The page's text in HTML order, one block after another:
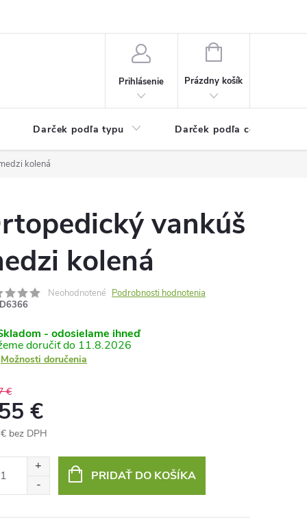
Prihlásenie
NÁKUPNÝ
Prázdny košík
Darček podľa typu Darček podľa ceny
kolená
vankúš
kolená
Neohodnotené Podrobnosti hodnotenia
D6366
- odosielame ihneď
11.8.2026
Možnosti doručenia
€
€
bez DPH
PRIDAŤ DO KOŠÍKA